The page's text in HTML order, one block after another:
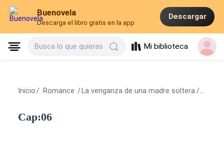
Buenovela
Descarga el libro gratis en la app
Descargar
Busca lo que quieras Mi biblioteca
Inicio / Romance / La venganza de una madre soltera /
Cap:06